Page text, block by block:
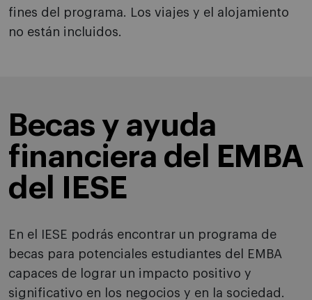
fines del programa. Los viajes y el alojamiento
no están incluidos.
Becas y ayuda
financiera del EMBA
del IESE
En el IESE podrás encontrar un programa de
becas para potenciales estudiantes del EMBA
capaces de lograr un impacto positivo y
significativo en los negocios y en la sociedad.